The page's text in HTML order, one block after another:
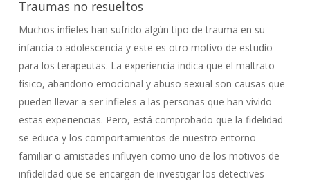
Traumas no resueltos
Muchos infieles han sufrido algún tipo de trauma en su
infancia o adolescencia y este es otro motivo de estudio
para los terapeutas. La experiencia indica que el maltrato
físico, abandono emocional y abuso sexual son causas que
pueden llevar a ser infieles a las personas que han vivido
estas experiencias. Pero, está comprobado que la fidelidad
se educa y los comportamientos de nuestro entorno
familiar o amistades influyen como uno de los motivos de
infidelidad que se encargan de investigar los detectives